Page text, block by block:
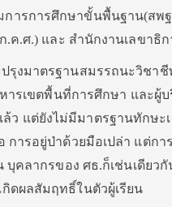
ารการศึกษาขั้นพื้นฐาน(สพ
ค.ศ.) และ สำนักงานเลขาธิ
รุงมาตรฐานสมรรถนะวิชา
ารเขตพื้นที่การศึกษา และผู้
แต่ยังไม่มีมาตรฐานทักษะ
ารอยู่ป่าด้วยมือเปล่า แต่กา
คลากรของ ศธ.ก็เช่นเดียวกั
ดผลสัมฤทธิ์ในตัวผู้เรียน